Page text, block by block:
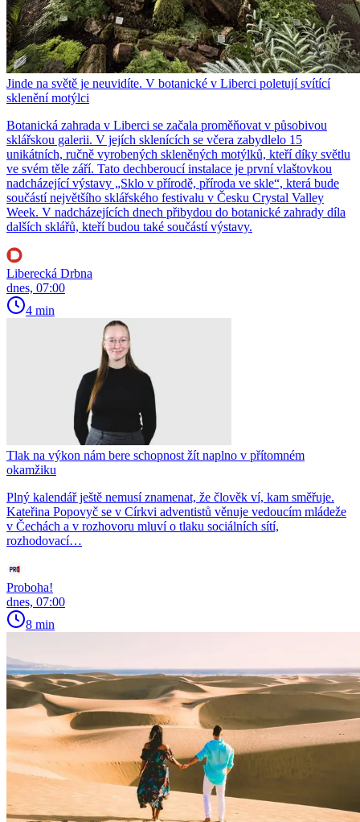
Jinde na světě je neuvidíte. V botanické v Liberci poletují svítící
sklenění motýlci
Botanická zahrada v Liberci se začala proměňovat v působivou
sklářskou galerii. V jejích sklenících se včera zabydlelo 15
unikátních, ručně vyrobených skleněných motýlků, kteří díky světlu
ve svém těle září. Tato dechberoucí instalace je první vlaštovkou
nadcházející výstavy „Sklo v přírodě, příroda ve skle“, která bude
součástí největšího sklářského festivalu v Česku Crystal Valley
Week. V nadcházejících dnech přibydou do botanické zahrady díla
dalších sklářů, kteří budou také součástí výstavy.
Liberecká Drbna
dnes, 07:00
4 min
Tlak na výkon nám bere schopnost žít naplno v přítomném
okamžiku
Plný kalendář ještě nemusí znamenat, že člověk ví, kam směřuje.
Kateřina Popovyč se v Církvi adventistů věnuje vedoucím mládeže
v Čechách a v rozhovoru mluví o tlaku sociálních sítí,
rozhodovací…
Proboha!
dnes, 07:00
8 min